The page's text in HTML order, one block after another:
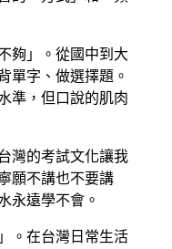
夠」。從國中到大
單字、做選擇題。
準，但口說的肌肉
灣的考試文化讓我
願不講也不要講
永遠學不會。
。在台灣日常生活